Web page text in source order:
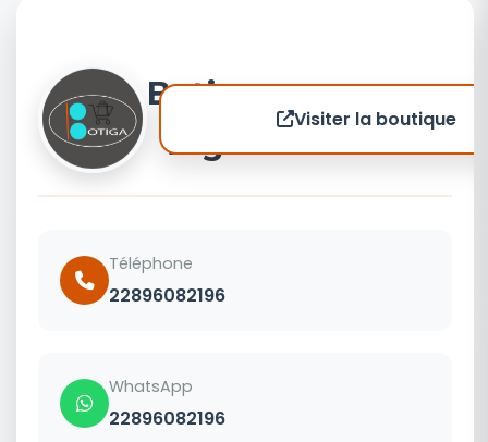
Botiga
Togo
Visiter la boutique
Téléphone
22896082196
WhatsApp
22896082196